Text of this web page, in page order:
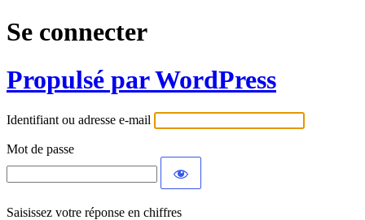
Se connecter
Propulsé par WordPress
Identifiant ou adresse e-mail
Mot de passe
Saisissez votre réponse en chiffres